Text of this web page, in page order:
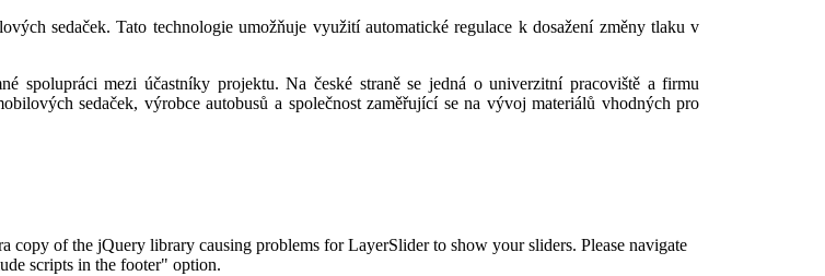
sedaček. Tato technologie umožňuje využití automatické regulace k dosažení změny tlaku v
spolupráci mezi účastníky projektu. Na české straně se jedná o univerzitní pracoviště a firmu
sedaček, výrobce autobusů a společnost zaměřující se na vývoj materiálů vhodných pro
copy of the jQuery library causing problems for LayerSlider to show your sliders. Please navigate
scripts in the footer" option.